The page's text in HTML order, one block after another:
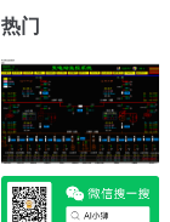
热门